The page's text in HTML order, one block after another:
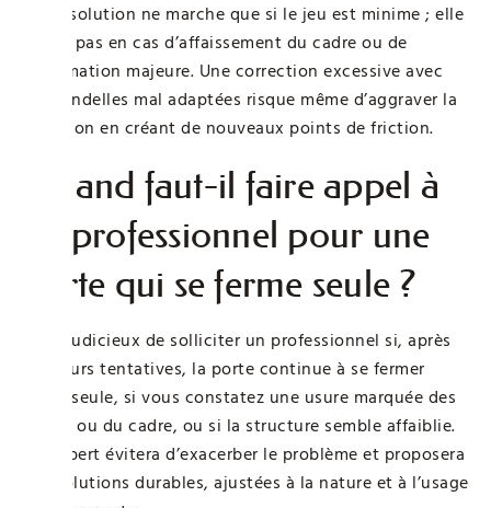
cette solution ne marche que si le jeu est minime ; elle
n’aide pas en cas d’affaissement du cadre ou de
déformation majeure. Une correction excessive avec
des rondelles mal adaptées risque même d’aggraver la
situation en créant de nouveaux points de friction.
Quand faut-il faire appel à
un professionnel pour une
porte qui se ferme seule ?
Il est judicieux de solliciter un professionnel si, après
plusieurs tentatives, la porte continue à se fermer
toute seule, si vous constatez une usure marquée des
gonds ou du cadre, ou si la structure semble affaiblie.
Un expert évitera d’exacerber le problème et proposera
des solutions durables, ajustées à la nature et à l’usage